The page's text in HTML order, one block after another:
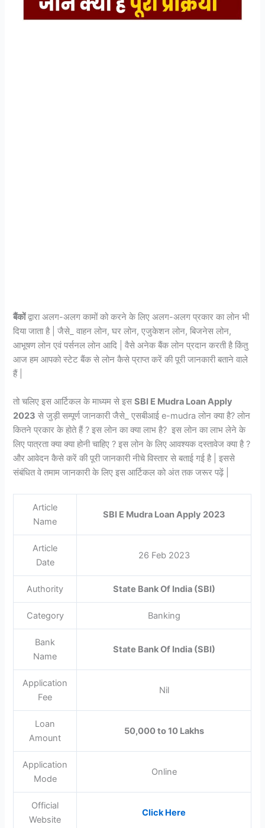
बैंकोंद्वारा अलग-अलग कामों को करने के लिए अलग-अलग प्रकार का लोन भी
दिया जाता है | जैसे_ वाहन लोन, घर लोन, एजुकेशन लोन, बिजनेस लोन,
आभूषण लोन एवं पर्सनल लोन आदि | वैसे अनेक बैंक लोन प्रदान करती है किंतु
आज हम आपको स्टेट बैंक से लोन कैसे प्राप्त करें की पूरी जानकारी बताने वाले
हैं |
तो चलिए इस आर्टिकल के माध्यम से इसSBI E Mudra Loan Apply
2023 से जुड़ी सम्पूर्ण जानकारी जैसे_ एसबीआई e-mudra लोन क्या है? लोन
कितने प्रकार के होते हैं ? इस लोन का क्या लाभ है? इस लोन का लाभ लेने के
लिए पात्रता क्या क्या होनी चाहिए ? इस लोन के लिए आवश्यक दस्तावेज क्या है ?
और आवेदन कैसे करें की पूरी जानकारी नीचे विस्तार से बताई गई है | इससे
संबंधित वे तमाम जानकारी के लिए इस आर्टिकल को अंत तक जरूर पढ़ें |
Article
Name
SBI E Mudra Loan Apply 2023
Article
Date
26 Feb 2023
Authority State Bank Of India (SBI)
Category Banking
Bank
Name
State Bank Of India (SBI)
Application
Fee
Nil
Loan
Amount
50,000 to 10 Lakhs
Application
Mode
Online
Official
Website
Click Here